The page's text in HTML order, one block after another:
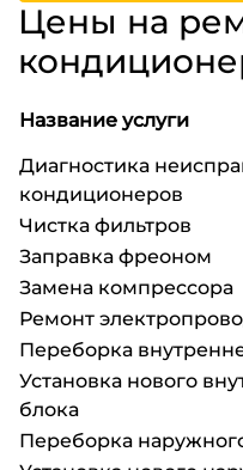
Цены на
Название услуги
Диагностика
кондиционеров
Чистка фильтров
Заправка фреоном
Замена компрессора
Ремонт
Переборка
Установка нового
блока
Переборка